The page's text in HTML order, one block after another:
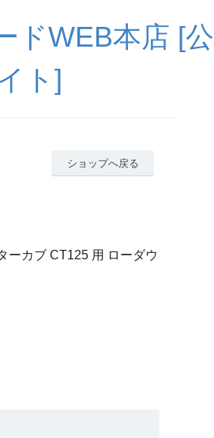
ドWEB本店 [公
ト]
ショップへ戻る
ーカブ CT125 用 ローダウ